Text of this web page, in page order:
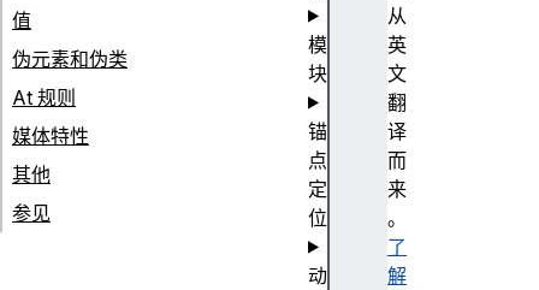
从
英
文
翻
译
而
来
。
了
解
值
伪元素和伪类
At 规则
媒体特性
其他
参见
模
块
锚
点
定
位
动